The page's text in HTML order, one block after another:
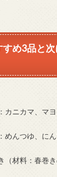
め3品と次
カニカマ、マ
めんつゆ、に
（材料：春巻